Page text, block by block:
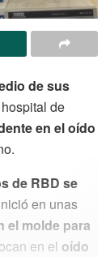
de sus
de
en el oído
de RBD se
en unas
el molde para
en el oído